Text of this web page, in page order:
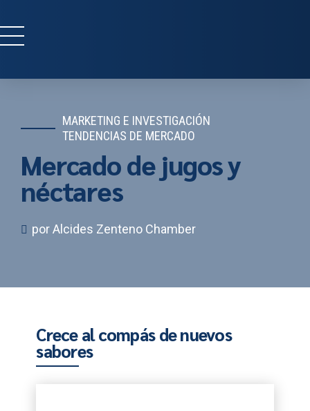
MARKETING E INVESTIGACIÓN
TENDENCIAS DE MERCADO
Mercado de jugos y
néctares
por Alcides Zenteno Chamber
Crece al compás de nuevos
sabores